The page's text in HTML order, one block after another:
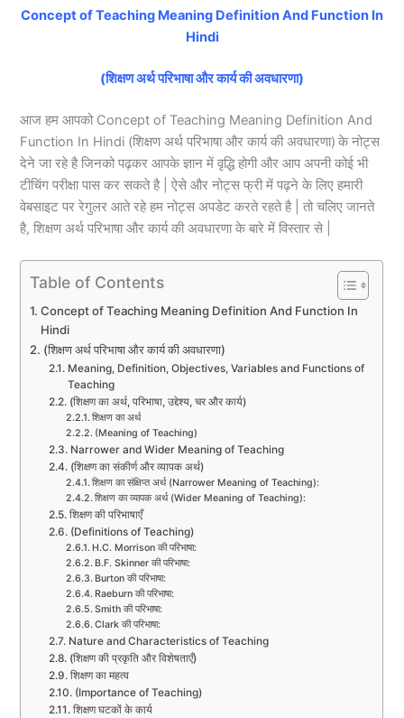
Concept of Teaching Meaning Definition And Function In
Hindi
(शिक्षण अर्थ परिभाषा और कार्य की अवधारणा)
आज हम आपको Concept of Teaching Meaning Definition And
Function In Hindi (शिक्षण अर्थ परिभाषा और कार्य की अवधारणा) के नोट्स
देने जा रहे है जिनको पढ़कर आपके ज्ञान में वृद्धि होगी और आप अपनी कोई भी
टीचिंग परीक्षा पास कर सकते है | ऐसे और नोट्स फ्री में पढ़ने के लिए हमारी
वेबसाइट पर रेगुलर आते रहे हम नोट्स अपडेट करते रहते है | तो चलिए जानते
है, शिक्षण अर्थ परिभाषा और कार्य की अवधारणा के बारे में विस्तार से |
Table of Contents
Concept of Teaching Meaning Definition And Function In
Hindi
(शिक्षण अर्थ परिभाषा और कार्य की अवधारणा)
Meaning, Definition, Objectives, Variables and Functions of
Teaching
(शिक्षण का अर्थ, परिभाषा, उद्देश्य, चर और कार्य)
शिक्षण का अर्थ
(Meaning of Teaching)
Narrower and Wider Meaning of Teaching
(शिक्षण का संकीर्ण और व्यापक अर्थ)
शिक्षण का संक्षिप्त अर्थ (Narrower Meaning of Teaching):
शिक्षण का व्यापक अर्थ (Wider Meaning of Teaching):
शिक्षण की परिभाषाएँ
(Definitions of Teaching)
H.C. Morrison की परिभाषा:
B.F. Skinner की परिभाषा:
Burton की परिभाषा:
Raeburn की परिभाषा:
Smith की परिभाषा:
Clark की परिभाषा:
Nature and Characteristics of Teaching
(शिक्षण की प्रकृति और विशेषताएँ)
शिक्षण का महत्व
(Importance of Teaching)
शिक्षण घटकों के कार्य